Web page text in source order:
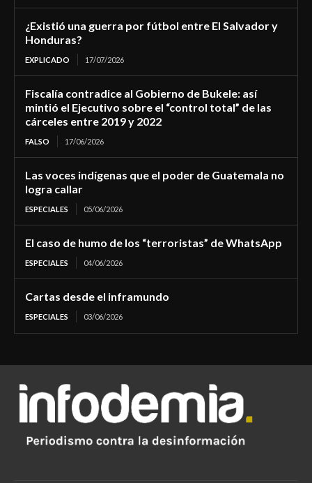
¿Existió una guerra por fútbol entre El Salvador y
Honduras?
EXPLICADO 17/07/2026
Fiscalía contradice al Gobierno de Bukele: así
mintió el Ejecutivo sobre el “control total” de las
cárceles entre 2019 y 2022
FALSO 17/06/2026
Las voces indígenas que el poder de Guatemala no
logra callar
ESPECIALES 05/06/2026
El caso de humo de los “terroristas” de WhatsApp
ESPECIALES 04/06/2026
Cartas desde el inframundo
ESPECIALES 03/06/2026